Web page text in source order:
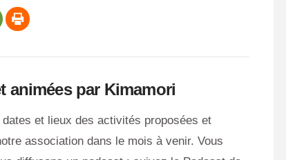
animées par Kimamori
et lieux des activités proposées et
association dans le mois à venir. Vous